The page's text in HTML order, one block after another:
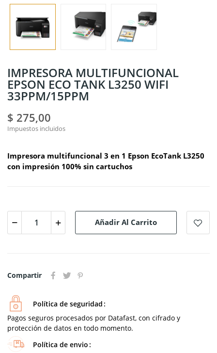
IMPRESORA MULTIFUNCIONAL
EPSON ECO TANK L3250 WIFI
33PPM/15PPM
$ 275,00
Impuestos incluidos
Impresora multifuncional 3 en 1 Epson EcoTank L3250
con impresión 100% sin cartuchos
Añadir Al Carrito
Compartir
Política de seguridad
Pagos seguros procesados por Datafast, con cifrado y
protección de datos en todo momento.
Política de envio